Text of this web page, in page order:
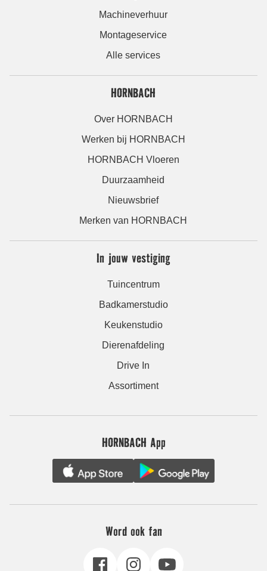
Machineverhuur
Montageservice
Alle services
HORNBACH
Over HORNBACH
Werken bij HORNBACH
HORNBACH Vloeren
Duurzaamheid
Nieuwsbrief
Merken van HORNBACH
In jouw vestiging
Tuincentrum
Badkamerstudio
Keukenstudio
Dierenafdeling
Drive In
Assortiment
HORNBACH App
Word ook fan